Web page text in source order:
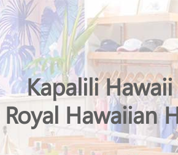
Kapalili Hawaii
Hawaiian